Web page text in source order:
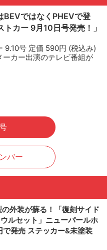
BEVではなくPHEVで登
トカー 9月10日号発売！」
9.10号 定価 590円 (税込み)
カー出演のテレビ番組が
バー
の外装が蘇る！「復刻サイド
ルセット」ニューパールホ
発売 ステッカー&未塗装